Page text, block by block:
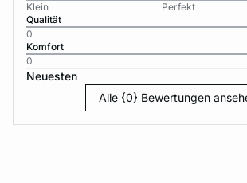
Klein
Perfekt
Qualität
0
Komfort
0
Neuesten
Alle {0} Bewertungen